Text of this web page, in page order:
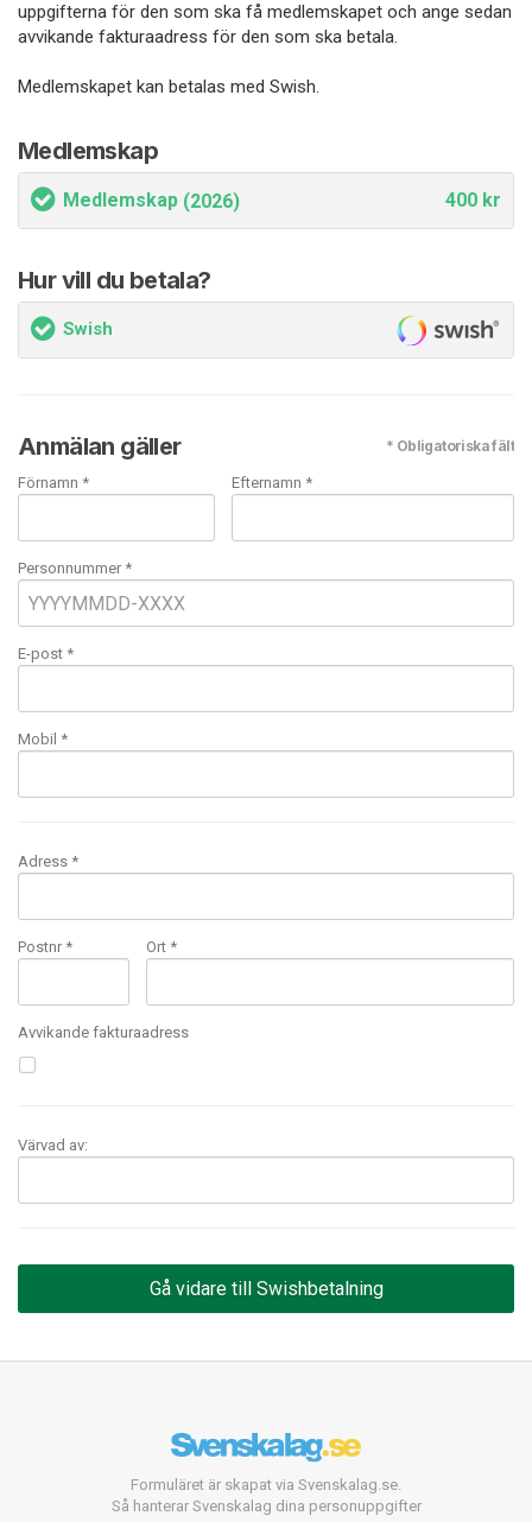
uppgifterna för den som ska få medlemskapet och ange sedan
avvikande fakturaadress för den som ska betala.
Medlemskapet kan betalas med Swish.
Medlemskap
Medlemskap (2026) 400 kr
Hur vill du betala?
Swish
Anmälan gäller * Obligatoriska fält
Förnamn * Efternamn *
Personnummer *
E-post *
Mobil *
Adress *
Postnr * Ort *
Avvikande fakturaadress
Värvad av:
Formuläret är skapat via Svenskalag.se.
Så hanterar Svenskalag dina personuppgifter